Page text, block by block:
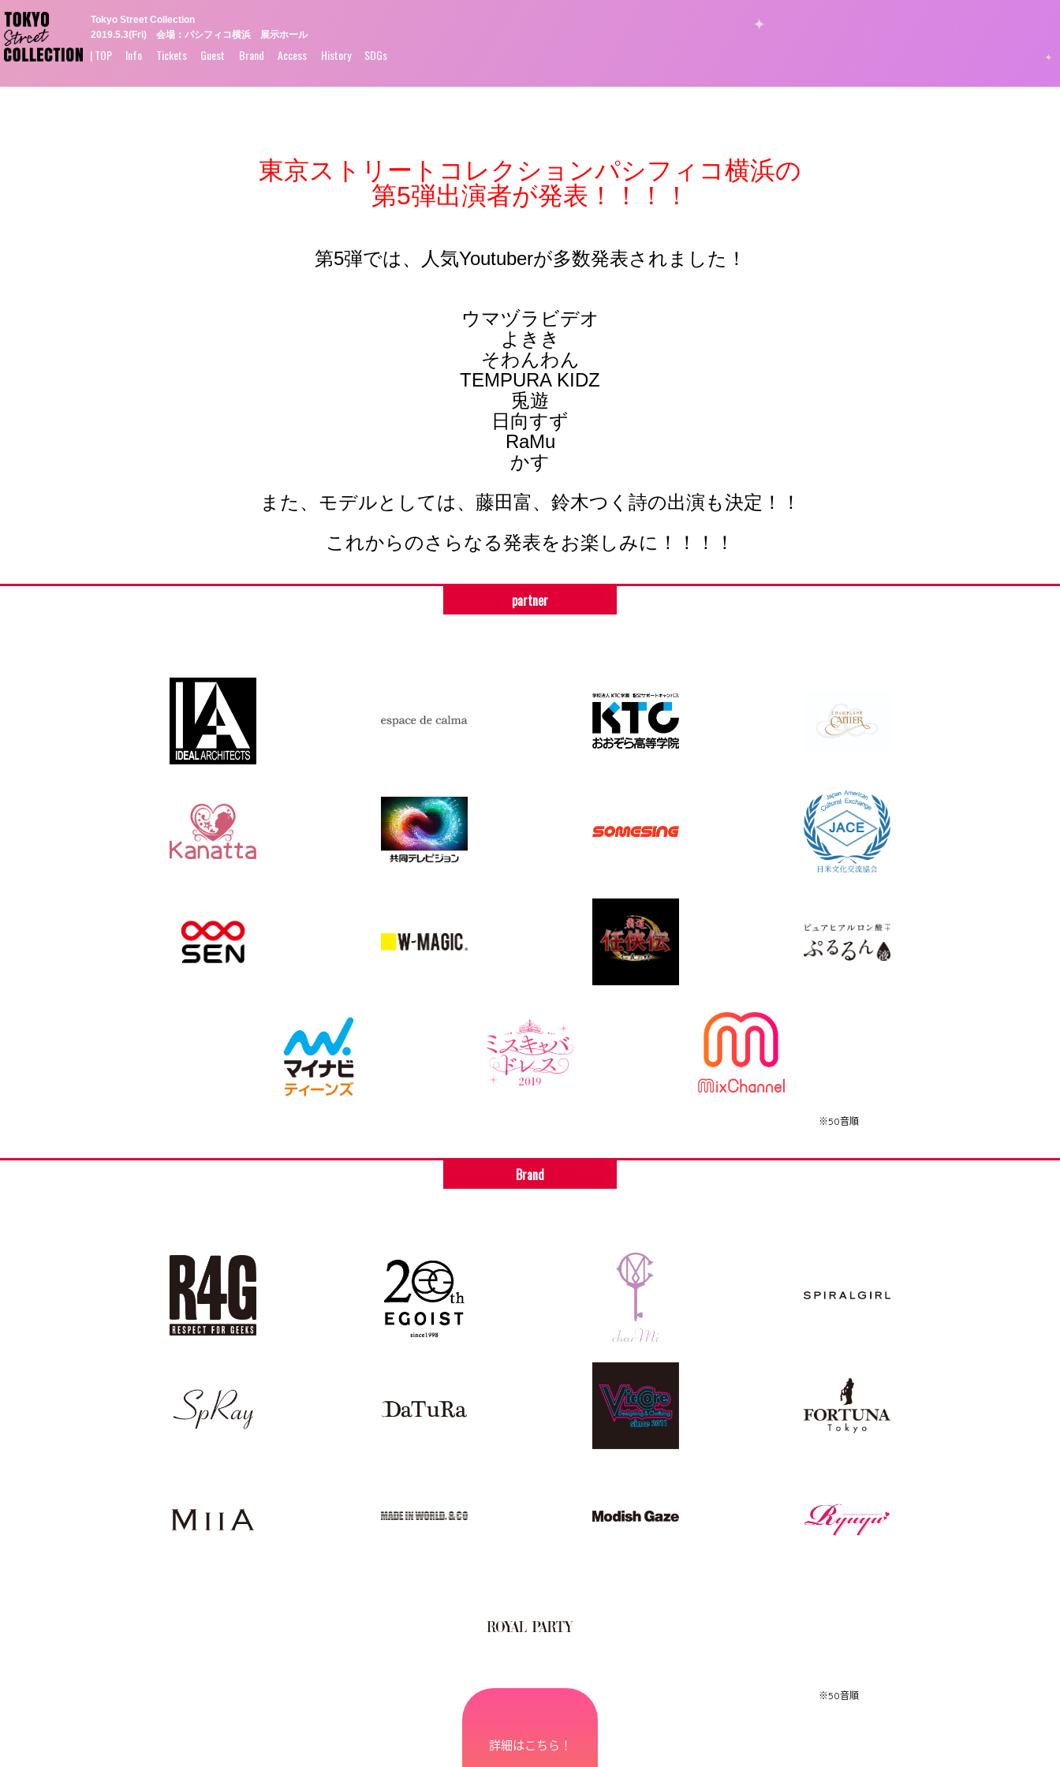
Tokyo Street Collection
2019.5.3(Fri) 会場：パシフィコ横浜 展示ホール
| TOP Info Tickets Guest Brand Access History SDGs
東京ストリートコレクションパシフィコ横浜の
第5弾出演者が発表！！！！
第5弾では、人気Youtuberが多数発表されました！
ウマヅラビデオ
よきき
そわんわん
TEMPURA KIDZ
兎遊
日向すず
RaMu
かす
また、モデルとしては、藤田富、鈴木つく詩の出演も決定！！
これからのさらなる発表をお楽しみに！！！！
partner
※50音順
Brand
※50音順
詳細はこちら！